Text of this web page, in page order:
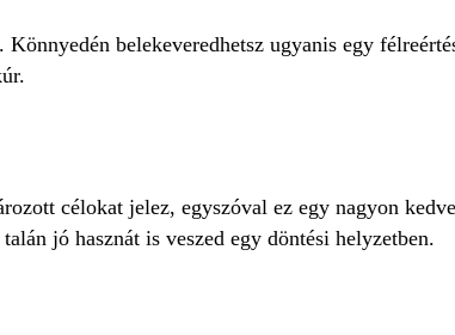
belekeveredhetsz ugyanis egy
célokat jelez, egyszóval ez egy nagyon
jó hasznát is veszed egy döntési helyzetben.